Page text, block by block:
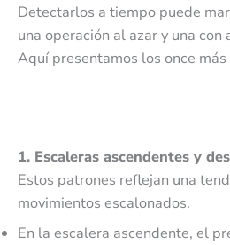
Detectarlos a tiempo puede
una operación al azar y una
Aquí presentamos los once
1. Escaleras ascendentes y
Estos patrones reflejan una
movimientos escalonados.
En la escalera ascendente, el